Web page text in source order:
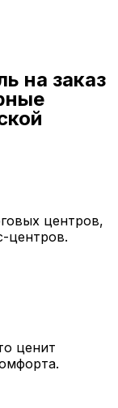
на заказ
центров,
центров.
ценит